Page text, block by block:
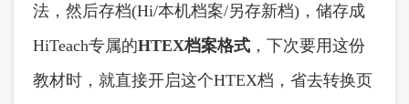
法，然后存档(Hi/本机档案/另存新档)，储存成
HiTeach专属的HTEX档案格式，下次要用这份
教材时，就直接开启这个HTEX档，省去转换页